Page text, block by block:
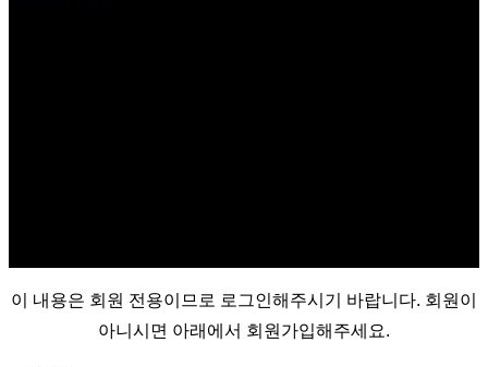
이 내용은 회원 전용이므로 로그인해주시기 바랍니다. 회원이
아니시면 아래에서 회원가입해주세요.